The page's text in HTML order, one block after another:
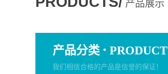
产品展示
产品分类 · PRODUCT
我们相信合格的产品是信誉的保证！